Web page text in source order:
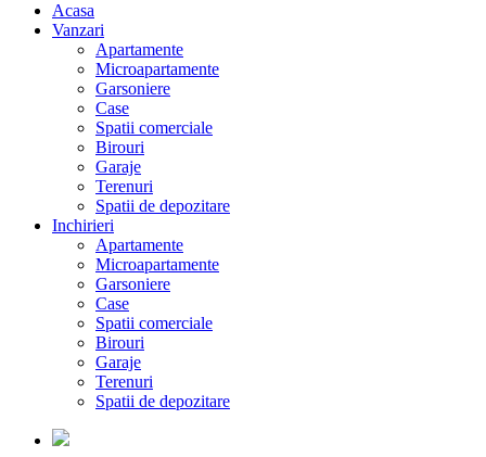
Acasa
Vanzari
Apartamente
Microapartamente
Garsoniere
Case
Spatii comerciale
Birouri
Garaje
Terenuri
Spatii de depozitare
Inchirieri
Apartamente
Microapartamente
Garsoniere
Case
Spatii comerciale
Birouri
Garaje
Terenuri
Spatii de depozitare